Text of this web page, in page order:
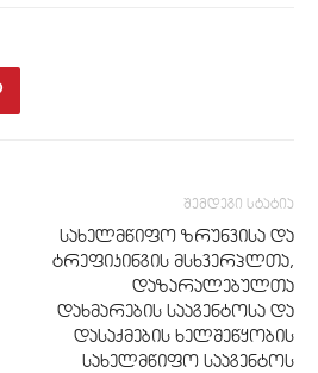
შემდეგი სტატია
სახელმწიფო ზრუნვისა და
ტრეფიკინგის მსხვერპლთა,
დაზარალებულთა
დახმარების სააგენტოსა და
დასაქმების ხელშეწყობის
სახელმწიფო სააგენტოს